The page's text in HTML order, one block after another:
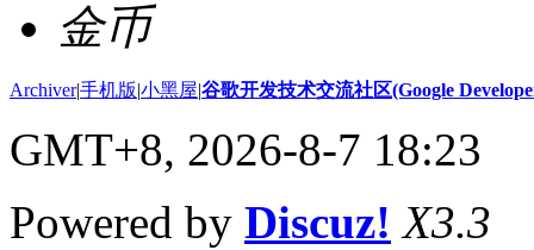
金币
Archiver|手机版|小黑屋|谷歌开发技术交流社区(Google
GMT+8, 2026-8-7 18:23
Powered by Discuz! X3.3